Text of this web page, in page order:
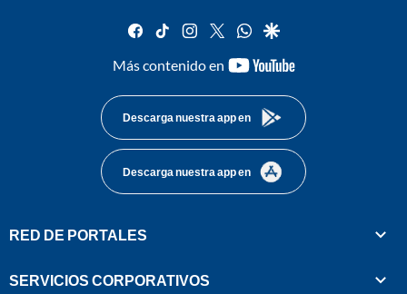
facebook
tiktok instagram
twitterwhatsapp
google
Más contenido en
youtube-
Descarga nuestra app en
Descarga nuestra app en
RED DE PORTALES
SERVICIOS CORPORATIVOS